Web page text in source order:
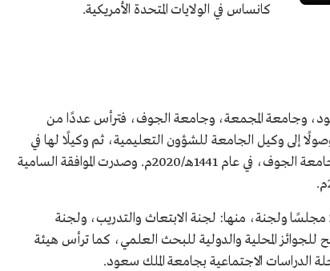
كانساس في الولايات المتحدة الأمريكية.
وجامعة المجمعة، وجامعة الجوف، فترأس عددًا من
إلى وكيل الجامعة للشؤون التعليمية، ثم وكيلًا لها في
الدراسات العليا والبحث العلمي، قبل أن يصبح رئيس جامعة الجوف، في عام 1441هـ/2020م. وصدرت الموافقة السامية
وخلال مسيرته العملية ترأس محمد الشايع أكثر من 20 مجلسًا ولجنة، منها: لجنة الابتعاث والتدريب، ولجنة
المحلية والدولية للبحث العلمي، كما ترأس هيئة
الدراسات الاجتماعية بجامعة الملك سعود.